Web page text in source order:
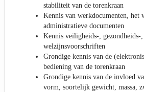
stabiliteit van de torenkraan
Kennis van werkdocumenten, het
administratieve documenten
Kennis veiligheids-, gezondheids-
welzijnsvoorschriften
Grondige kennis van de
bediening van de torenkraan
Grondige kennis van de invloed
vorm, soortelijk gewicht, massa,